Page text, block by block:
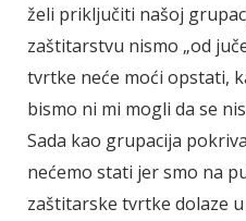
želi priključiti našoj
zaštitarstvu nismo „od
tvrtke neće moći opstati,
bismo ni mi mogli da se
Sada kao grupacija
nećemo stati jer smo na
zaštitarske tvrtke dolaze